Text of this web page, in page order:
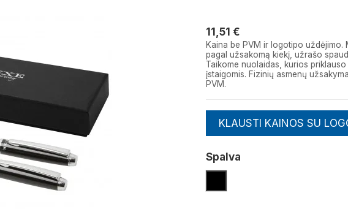
11,51 €
Kaina be PVM ir logotipo
pagal užsakomą kiekį, užrašo
Taikome nuolaidas, kurios
įstaigomis. Fizinių asmenų
PVM.
KLAUSTI KAINOS SU
Spalva